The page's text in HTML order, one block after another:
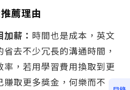
薦理由
薪： 時間也是成本，英文
省去不少冗長的溝通時間，
率，若用學習費用換取到更
賺取更多獎金，何樂而不